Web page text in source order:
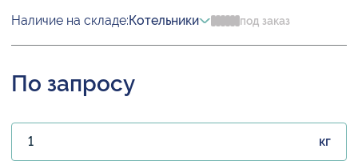
Наличие на складе:Котельники под заказ
По запросу
кг